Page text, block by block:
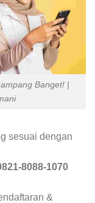
Banget! |
sesuai dengan
8088-1070
&